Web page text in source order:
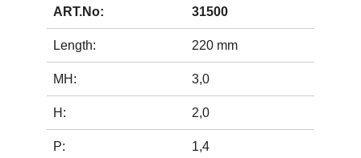
ART.No: 31500
Length: 220 mm
MH: 3,0
H: 2,0
P: 1,4